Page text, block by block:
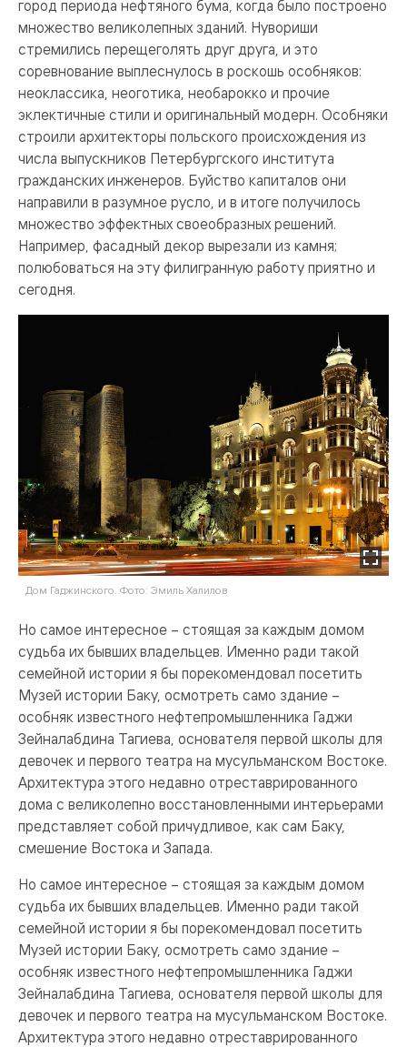
город периода нефтяного бума, когда было построено
множество великолепных зданий. Нувориши
стремились перещеголять друг друга, и это
соревнование выплеснулось в роскошь особняков:
неоклассика, неоготика, необарокко и прочие
эклектичные стили и оригинальный модерн. Особняки
строили архитекторы польского происхождения из
числа выпускников Петербургского института
гражданских инженеров. Буйство капиталов они
направили в разумное русло, и в итоге получилось
множество эффектных своеобразных решений.
Например, фасадный декор вырезали из камня;
полюбоваться на эту филигранную работу приятно и
сегодня.
Дом Гаджинского. Фото: Эмиль Халилов
Но самое интересное – стоящая за каждым домом
судьба их бывших владельцев. Именно ради такой
семейной истории я бы порекомендовал посетить
Музей истории Баку, осмотреть само здание –
особняк известного нефтепромышленника Гаджи
Зейналабдина Тагиева, основателя первой школы для
девочек и первого театра на мусульманском Востоке.
Архитектура этого недавно отреставрированного
дома с великолепно восстановленными интерьерами
представляет собой причудливое, как сам Баку,
смешение Востока и Запада.
Но самое интересное – стоящая за каждым домом
судьба их бывших владельцев. Именно ради такой
семейной истории я бы порекомендовал посетить
Музей истории Баку, осмотреть само здание –
особняк известного нефтепромышленника Гаджи
Зейналабдина Тагиева, основателя первой школы для
девочек и первого театра на мусульманском Востоке.
Архитектура этого недавно отреставрированного